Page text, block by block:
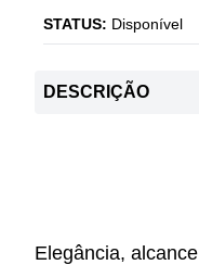
STATUS: Disponível
DESCRIÇÃO
Elegância,